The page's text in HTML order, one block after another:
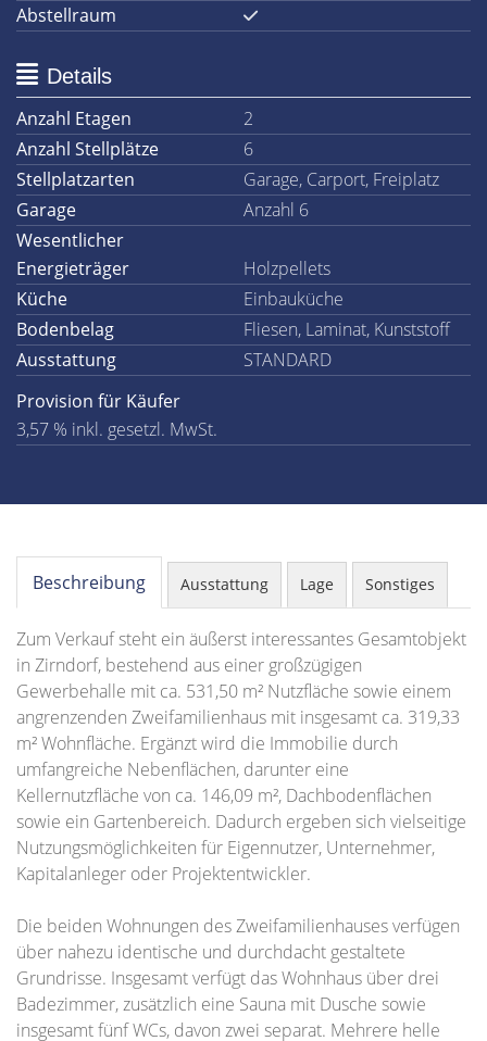
Abstellraum
Details
Anzahl Etagen
2
Anzahl Stellplätze
6
Stellplatzarten
Garage, Carport, Freiplatz
Garage
Anzahl 6
Wesentlicher
Energieträger
Holzpellets
Küche
Einbauküche
Bodenbelag
Fliesen, Laminat, Kunststoff
Ausstattung
STANDARD
Provision für Käufer
3,57 % inkl. gesetzl. MwSt.
Beschreibung Ausstattung Lage Sonstiges
Zum Verkauf steht ein äußerst interessantes Gesamtobjekt
in Zirndorf, bestehend aus einer großzügigen
Gewerbehalle mit ca. 531,50 m² Nutzfläche sowie einem
angrenzenden Zweifamilienhaus mit insgesamt ca. 319,33
m² Wohnfläche. Ergänzt wird die Immobilie durch
umfangreiche Nebenflächen, darunter eine
Kellernutzfläche von ca. 146,09 m², Dachbodenflächen
sowie ein Gartenbereich. Dadurch ergeben sich vielseitige
Nutzungsmöglichkeiten für Eigennutzer, Unternehmer,
Kapitalanleger oder Projektentwickler.
Die beiden Wohnungen des Zweifamilienhauses verfügen
über nahezu identische und durchdacht gestaltete
Grundrisse. Insgesamt verfügt das Wohnhaus über drei
Badezimmer, zusätzlich eine Sauna mit Dusche sowie
insgesamt fünf WCs, davon zwei separat. Mehrere helle